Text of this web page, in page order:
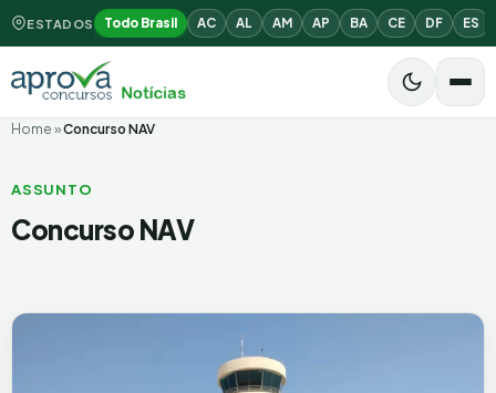
ESTADOS Todo Brasil AC AL AM AP BA CE DF ES
Home »Concurso NAV
ASSUNTO
Concurso NAV